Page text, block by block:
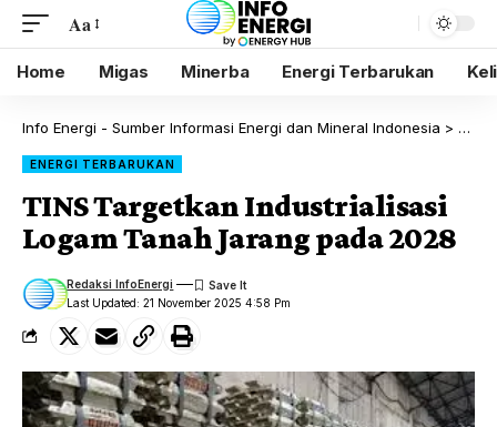
Aa
Home Migas Minerba Energi Terbarukan
Info Energi - Sumber Informasi Energi dan Mineral Indonesia > Blog
ENERGI TERBARUKAN
TINS Targetkan Industrialisasi
Logam Tanah Jarang pada 2028
Last Updated: 21 November 2025 4:58 Pm
Redaksi InfoEnergi